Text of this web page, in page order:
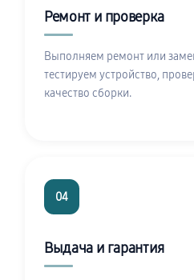
Ремонт и проверка
Выполняем ремонт или
тестируем устройство,
качество сборки.
04
Выдача и гарантия